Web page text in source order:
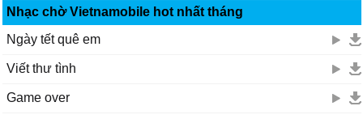
Nhạc chờ Vietnamobile hot nhất tháng
Ngày tết quê em
Viết thư tình
Game over